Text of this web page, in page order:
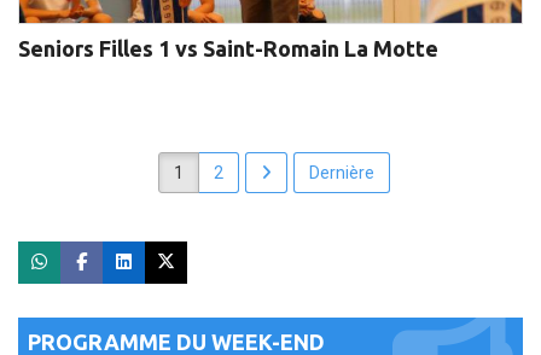
Seniors Filles 1 vs Saint-Romain La Motte
1 2 Dernière
PROGRAMME DU WEEK-END